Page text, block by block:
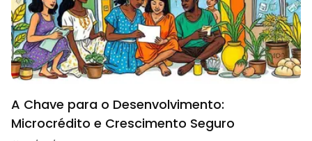
A Chave para o Desenvolvimento:
Microcrédito e Crescimento Seguro